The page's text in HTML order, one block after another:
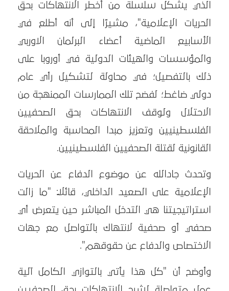
الذي يشكل سلسلة من أخطر الانتهاكات بحق
الحريات الإعلامية"، مشيرًا إلى أنه أطلع في
الأسابيع الماضية أعضاء البرلمان الاوربي
والمؤسسات والهيئات الدولية في أوروبا على
ذلك بالتفصيل؛ في محاولة لتشكيل رأي عام
دولي ضاغط؛ لفضح تلك الممارسات الممنهجة من
الاحتلال ولوقف الانتهاكات بحق الصحفيين
الفلسطينيين وتعزيز مبدا المحاسبة والملاحقة
القانونية لقتلة الصحفيين الفلسطينيين.
وتحدث جادالله عن موضوع الدفاع عن الحريات
الإعلامية على الصعيد الداخلي، قائلًا: "ما زالت
استراتيجيتنا هي التدخل المباشر حين يتعرض أي
صحفي أو صحفية لانتهاك بالتواصل مع جهات
الاختصاص والدفاع عن حقوقهم".
وأوضح أن "كل هذا يأتي بالتوازي الكامل آلية